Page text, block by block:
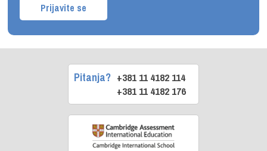
Prijavite se
Pitanja? +381 11 4182 114
+381 11 4182 176